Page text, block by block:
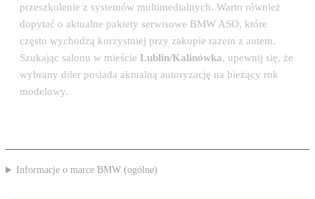
przeszkolenie z systemów multimedialnych. Warto również
dopytać o aktualne pakiety serwisowe BMW ASO, które
często wychodzą korzystniej przy zakupie razem z autem.
Szukając salonu w mieście Lublin/Kalinówka, upewnij się, że
wybrany diler posiada aktualną autoryzację na bieżący rok
modelowy.
Informacje o marce BMW (ogólne)